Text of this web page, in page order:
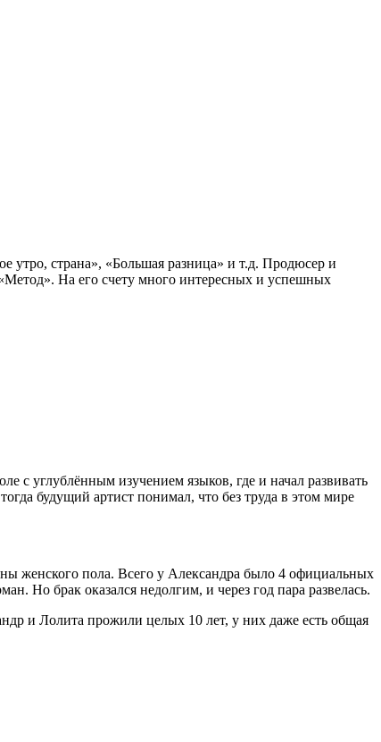
утро, страна», «Большая разница» и т.д. Продюсер и
На его счету много интересных и успешных
с углублённым изучением языков, где и начал развивать
будущий артист понимал, что без труда в этом мире
женского пола. Всего у Александра было 4 официальных
Но брак оказался недолгим, и через год пара развелась.
и Лолита прожили целых 10 лет, у них даже есть общая